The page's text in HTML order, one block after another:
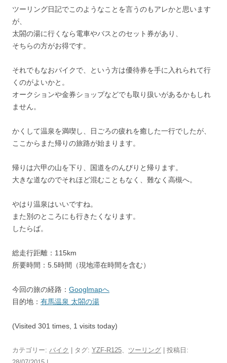
ツーリング日記でこのようなことを言うのもアレかと思います
が、
太閤の湯に行くなら電車やバスとのセット券があり、
そちらの方がお得です。
それでもなおバイクで、という方は優待券を手に入れられて行
くのがよいかと。
オークションや金券ショップなどでも取り扱いがあるかもしれ
ません。
かくして温泉を満喫し、日ごろの疲れを癒した一行でしたが、
ここからまた帰りの旅路が始まります。
帰りは六甲の山を下り、国道をのんびりと帰ります。
大きな道なのでそれほど混むこともなく、難なく高槻へ。
やはり温泉はいいですね。
また別のところにも行きたくなります。
したらば。
総走行距離：115km
所要時間：5.5時間（現地滞在時間を含む）
今回の旅の経路： Googlmapへ
目的地： 有馬温泉 太閤の湯
(Visited 301 times, 1 visits today)
カテゴリー: バイク | タグ: YZF-R125、 ツーリング | 投稿日: